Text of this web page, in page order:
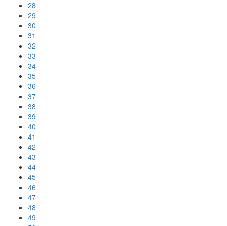
28
29
30
31
32
33
34
35
36
37
38
39
40
41
42
43
44
45
46
47
48
49